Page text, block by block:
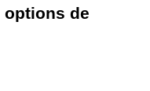
options de